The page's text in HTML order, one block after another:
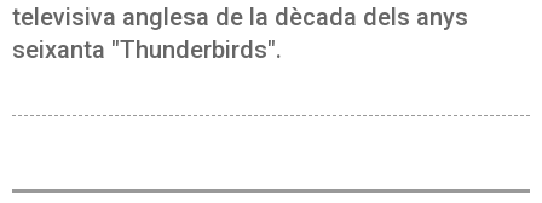
televisiva anglesa de la dècada dels anys
seixanta "Thunderbirds".